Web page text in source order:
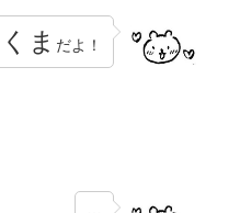
くま だよ！